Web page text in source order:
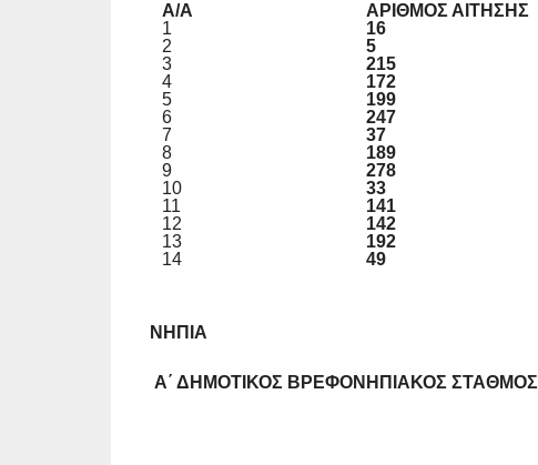
Α/Α ΑΡΙΘΜΟΣ ΑΙΤΗΣΗΣ
1
16
2
5
3
215
4
172
5
199
6
247
7
37
8
189
9
278
10
33
11
141
12
142
13
192
14
49
ΝΗΠΙΑ
Α΄ ΔΗΜΟΤΙΚΟΣ ΒΡΕΦΟΝΗΠΙΑΚΟΣ ΣΤΑΘΜΟΣ